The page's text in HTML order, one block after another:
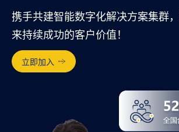
携手共建智能数字化解决方案集群
来持续成功的客户价值！
立即加入